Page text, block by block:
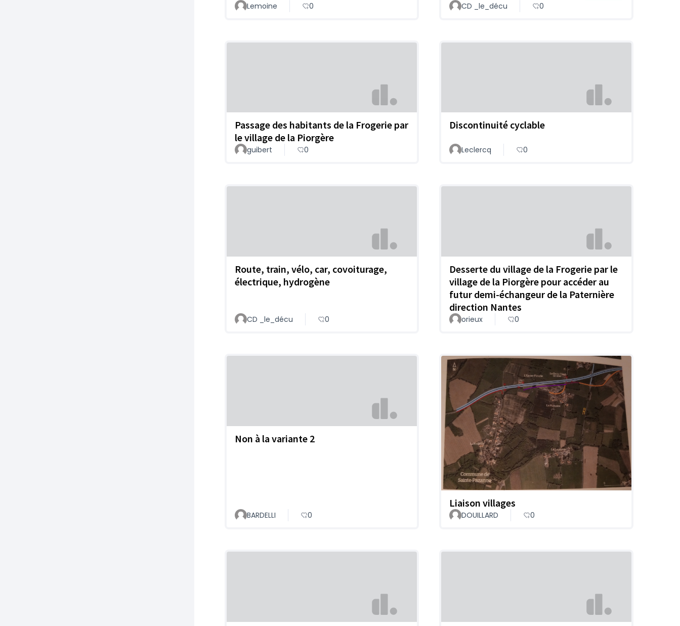
Lemoine 0
CD _le_décu
0
Passage des habitants de la Frogerie par
le village de la Piorgère
guibert 0
Discontinuité cyclable
Leclercq 0
Route, train, vélo, car, covoiturage,
électrique, hydrogène
CD _le_décu 0
Desserte du village de la Frogerie par le
village de la Piorgère pour accéder au
futur demi-échangeur de la Paternière
direction Nantes
orieux 0
Non à la variante 2
BARDELLI 0
Liaison villages
DOUILLARD 0